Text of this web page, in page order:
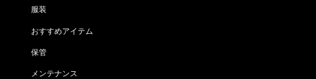
服装
おすすめアイテム
保管
メンテナンス